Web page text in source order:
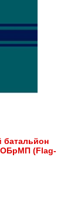
батальйон
ОБрМП (Flag-